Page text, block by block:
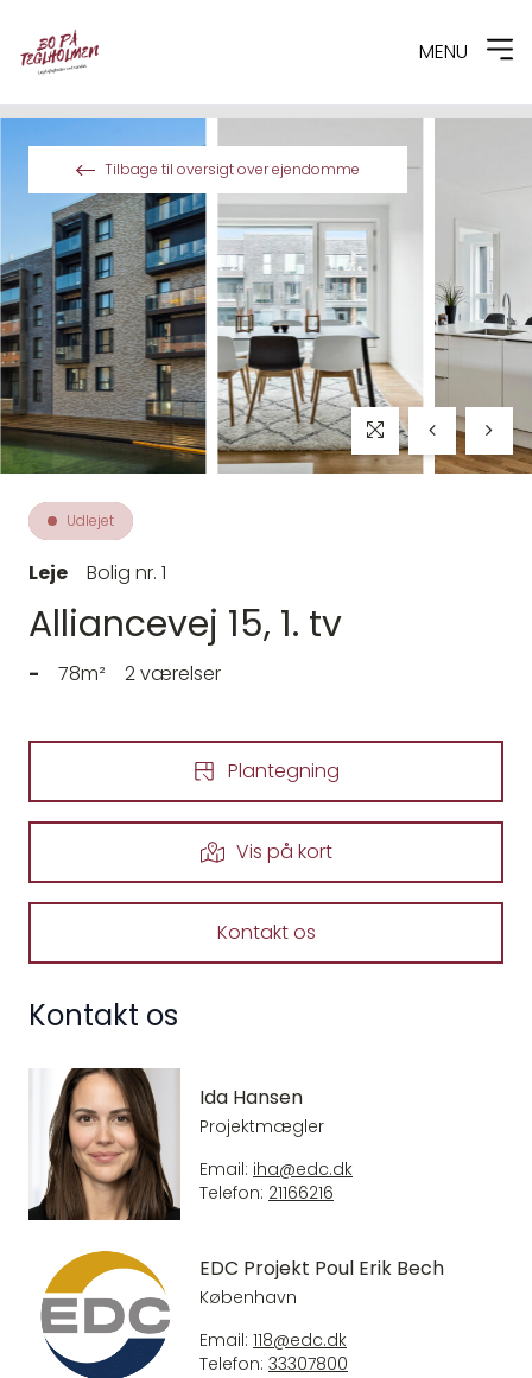
MENU
Tilbage til oversigt over ejendomme
Udlejet
Leje Bolig nr. 1
Alliancevej 15, 1. tv
- 78m² 2 værelser
Plantegning
Vis på kort
Kontakt os
Kontakt os
Ida Hansen
Projektmægler
Email: iha@edc.dk
Telefon: 21166216
EDC Projekt Poul Erik Bech
København
Email: 118@edc.dk
Telefon: 33307800